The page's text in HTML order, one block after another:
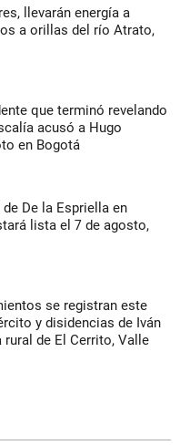
llevarán energía a
a orillas del río Atrato,
que terminó revelando
acusó a Hugo
en Bogotá
De la Espriella en
lista el 7 de agosto,
se registran este
y disidencias de Iván
de El Cerrito, Valle